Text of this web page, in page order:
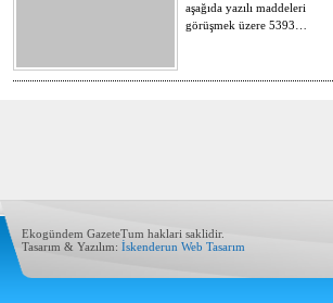
aşağıda yazılı maddeleri
görüşmek üzere 5393…
Ekogündem GazeteTum haklari saklidir.
Tasarım & Yazılım: İskenderun Web Tasarım